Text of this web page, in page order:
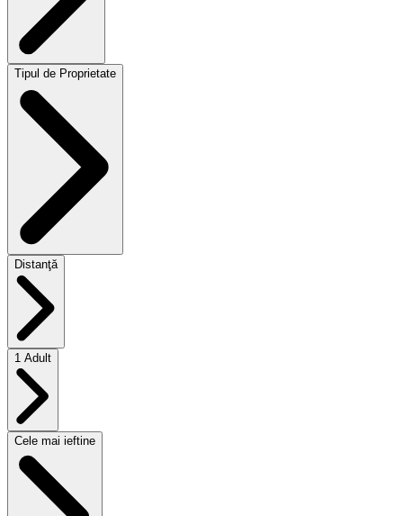
Tipul de Proprietate
Distanţă
1 Adult
Cele mai ieftine